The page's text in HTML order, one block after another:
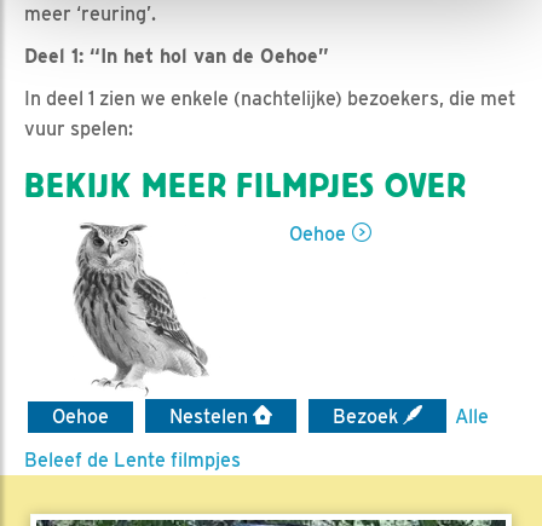
meer ‘reuring’.
Deel 1: “In het hol van de Oehoe”
In deel 1 zien we enkele (nachtelijke) bezoekers, die met
vuur spelen:
BEKIJK MEER FILMPJES OVER
Oehoe
Oehoe Nestelen Bezoek
Alle
Beleef de Lente filmpjes